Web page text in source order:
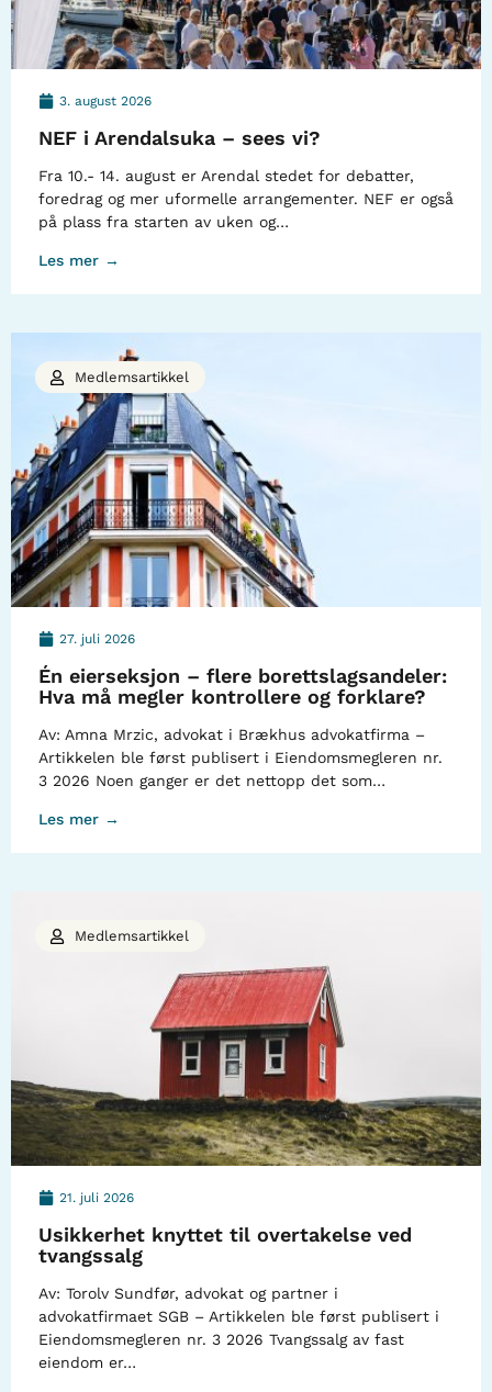
3. august 2026
NEF i Arendalsuka – sees vi?
Fra 10.- 14. august er Arendal stedet for debatter,
foredrag og mer uformelle arrangementer. NEF er også
på plass fra starten av uken og…
Les mer →
27. juli 2026
Én eierseksjon – flere borettslagsandeler:
Hva må megler kontrollere og forklare?
Av: Amna Mrzic, advokat i Brækhus advokatfirma –
Artikkelen ble først publisert i Eiendomsmegleren nr.
3 2026 Noen ganger er det nettopp det som…
Les mer →
Medlemsartikkel
21. juli 2026
Usikkerhet knyttet til overtakelse ved
tvangssalg
Av: Torolv Sundfør, advokat og partner i
advokatfirmaet SGB – Artikkelen ble først publisert i
Eiendomsmegleren nr. 3 2026 Tvangssalg av fast
eiendom er…
Medlemsartikkel